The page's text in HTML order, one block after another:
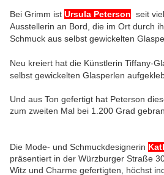
Bei Grimm ist Ursula Peterson seit
Ausstellerin an Bord, die im Ort durch
Schmuck aus selbst gewickelten
Neu kreiert hat die Künstlerin Tiffany-
selbst gewickelten Glasperlen
Und aus Ton gefertigt hat Peterson
zum zweiten Mal bei 1.200 Grad
Die Mode- und Schmuckdesignerin
präsentiert in der Würzburger Straße
Witz und Charme gefertigten, höchst